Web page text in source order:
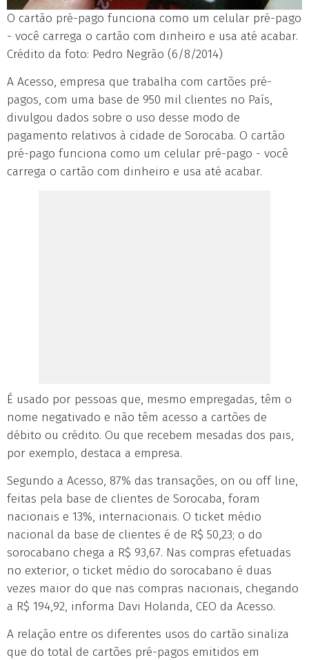
O cartão pré-pago funciona como um celular pré-pago
- você carrega o cartão com dinheiro e usa até acabar.
Crédito da foto: Pedro Negrão (6/8/2014)
A Acesso, empresa que trabalha com cartões pré-
pagos, com uma base de 950 mil clientes no País,
divulgou dados sobre o uso desse modo de
pagamento relativos à cidade de Sorocaba. O cartão
pré-pago funciona como um celular pré-pago - você
carrega o cartão com dinheiro e usa até acabar.
É usado por pessoas que, mesmo empregadas, têm o
nome negativado e não têm acesso a cartões de
débito ou crédito. Ou que recebem mesadas dos pais,
por exemplo, destaca a empresa.
Segundo a Acesso, 87% das transações, on ou off line,
feitas pela base de clientes de Sorocaba, foram
nacionais e 13%, internacionais. O ticket médio
nacional da base de clientes é de R$ 50,23; o do
sorocabano chega a R$ 93,67. Nas compras efetuadas
no exterior, o ticket médio do sorocabano é duas
vezes maior do que nas compras nacionais, chegando
a R$ 194,92, informa Davi Holanda, CEO da Acesso.
A relação entre os diferentes usos do cartão sinaliza
que do total de cartões pré-pagos emitidos em